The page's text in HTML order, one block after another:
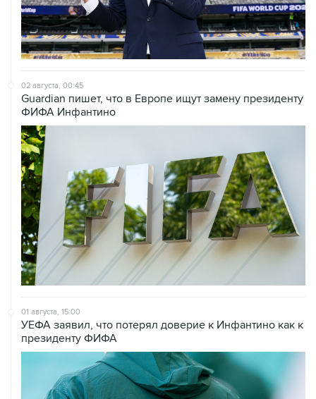
02 августа, 00:45
Guardian пишет, что в Европе ищут замену президенту
ФИФА Инфантино
01 августа, 15:00
УЕФА заявил, что потерял доверие к Инфантино как к
президенту ФИФА